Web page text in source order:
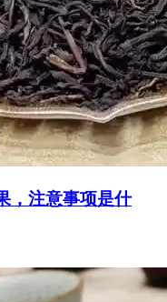
，注意事项是什